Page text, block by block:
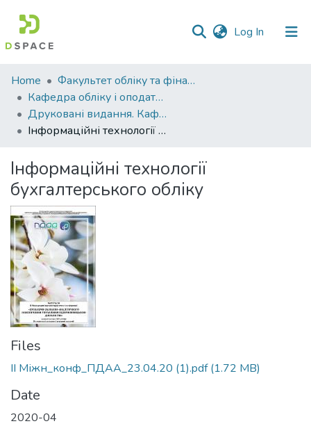
Log In (current)
Communities
&
Collections
All of DSpace
Statistics
Home
Факультет обліку та фінансів
Кафедра обліку і оподаткування
Друковані видання. Кафедра обліку і оподаткування
Інформаційні технології бухгалтерського обліку
Інформаційні технології
бухгалтерського обліку
Files
ІІ Міжн_конф_ПДАА_23.04.20 (1).pdf(1.72 MB)
Date
2020-04